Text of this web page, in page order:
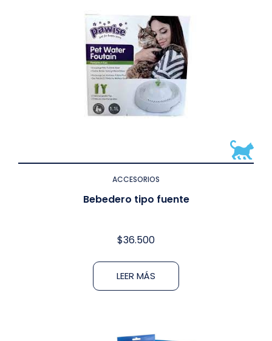
ACCESORIOS
Bebedero tipo fuente
$36.500
LEER MÁS